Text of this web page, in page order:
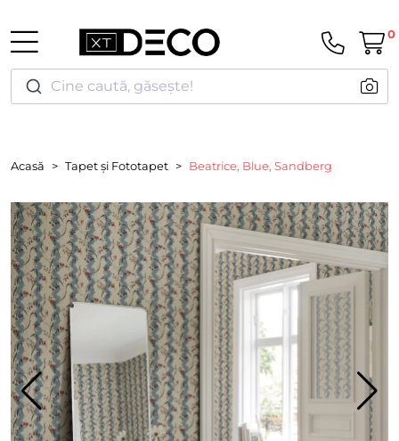
Cine caută, găsește!
0
Acasă Tapet și Fototapet Beatrice, Blue, Sandberg